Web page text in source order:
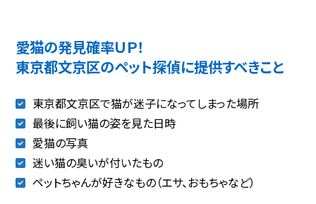
愛猫の発見確率ＵＰ！
東京都文京区のペット探偵に提供すべきこと
東京都文京区で猫が迷子になってしまった場所
最後に飼い猫の姿を見た日時
愛猫の写真
迷い猫の臭いが付いたもの
ペットちゃんが好きなもの（エサ、おもちゃなど）